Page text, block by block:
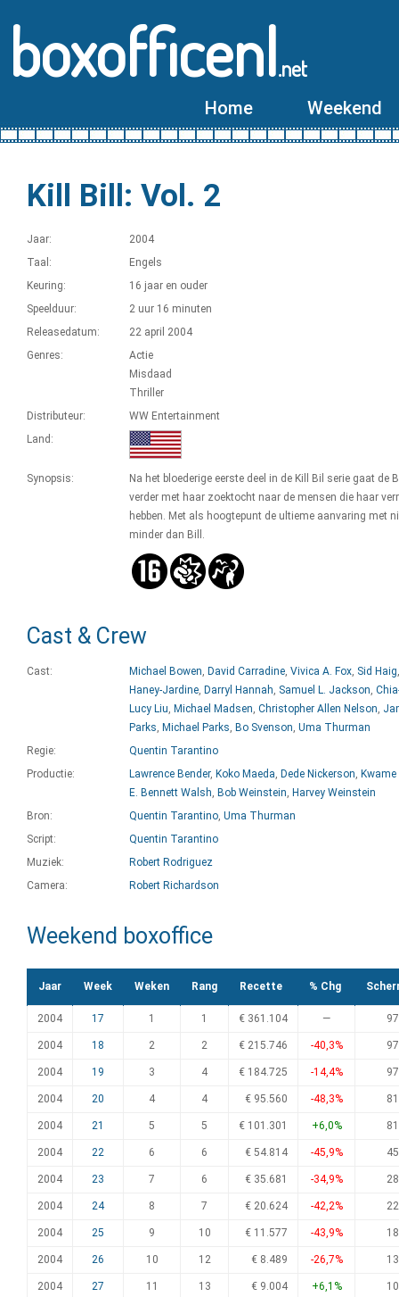
boxofficenl.net
Home Weekend
Kill Bill: Vol. 2
Jaar:
2004
Taal:
Engels
Keuring:
16 jaar en ouder
Speelduur:
2 uur 16 minuten
Releasedatum:
22 april 2004
Genres:
Actie
Misdaad
Thriller
Distributeur:
WW Entertainment
Land:
Synopsis:
Na het bloederige eerste deel in de Kill Bil serie gaat de
verder met haar zoektocht naar de mensen die haar
hebben. Met als hoogtepunt de ultieme aanvaring met
minder dan Bill.
Cast & Crew
Cast: Michael Bowen, David Carradine, Vivica A. Fox, Sid Haig
Haney-Jardine, Darryl Hannah, Samuel L. Jackson,
Lucy Liu, Michael Madsen, Christopher Allen Nelson,
Parks, Michael Parks, Bo Svenson, Uma Thurman
Regie:
Quentin Tarantino
Productie:
Lawrence Bender, Koko Maeda, Dede Nickerson, Kwame
E. Bennett Walsh, Bob Weinstein, Harvey Weinstein
Bron:
Quentin Tarantino, Uma Thurman
Script:
Quentin Tarantino
Muziek:
Robert Rodriguez
Camera:
Robert Richardson
Weekend boxoffice
Jaar Week Weken Rang Recette % Chg
2004 17 1 1 € 361.104 — 97
2004 18 2 2 € 215.746 -40,3% 97
2004 19 3 4 € 184.725 -14,4% 97
2004 20 4 4 € 95.560 -48,3% 81
2004 21 5 5 € 101.301 +6,0% 81
2004 22 6 6 € 54.814 -45,9% 45
2004 23 7 6 € 35.681 -34,9% 28
2004 24 8 7 € 20.624 -42,2% 22
2004 25 9 10 € 11.577 -43,9% 18
2004 26 10 12 € 8.489 -26,7% 13
2004 27 11 13 € 9.004 +6,1% 10